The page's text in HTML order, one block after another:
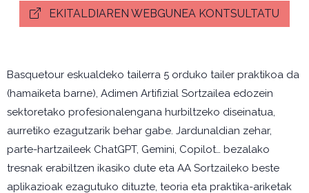
EKITALDIAREN WEBGUNEA KONTSULTATU
Basquetour eskualdeko tailerra 5 orduko tailer praktikoa da
(hamaiketa barne), Adimen Artifizial Sortzailea edozein
sektoretako profesionalengana hurbiltzeko diseinatua,
aurretiko ezagutzarik behar gabe. Jardunaldian zehar,
parte-hartzaileek ChatGPT, Gemini, Copilot… bezalako
tresnak erabiltzen ikasiko dute eta AA Sortzaileko beste
aplikazioak ezagutuko dituzte, teoria eta praktika-ariketak